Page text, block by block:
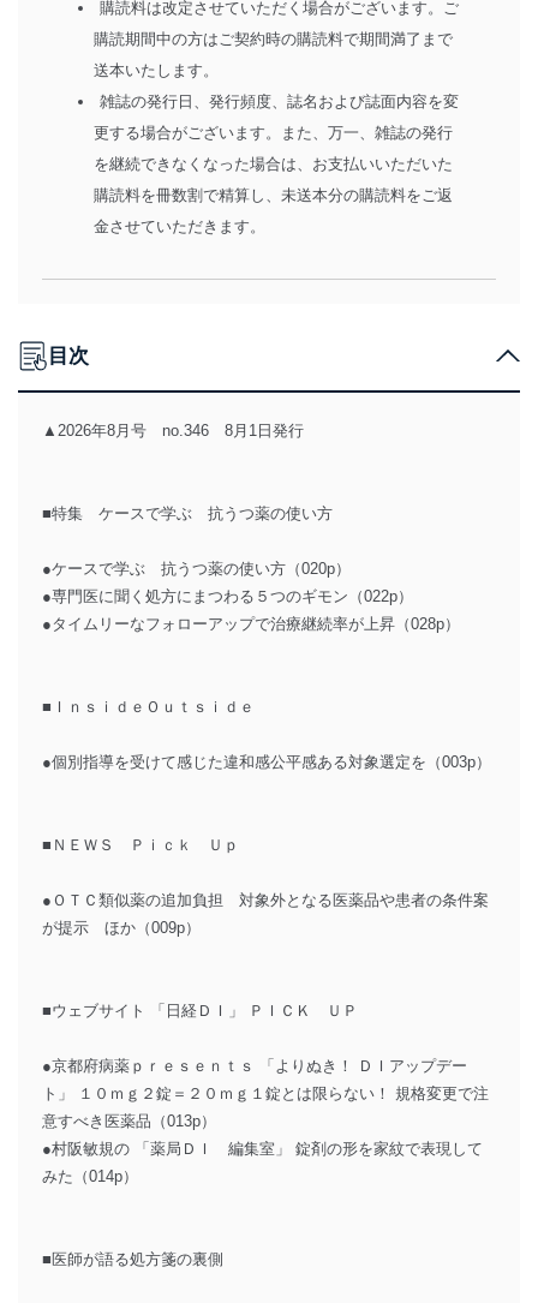
購読料は改定させていただく場合がございます。ご
購読期間中の方はご契約時の購読料で期間満了まで
送本いたします。
雑誌の発行日、発行頻度、誌名および誌面内容を変
更する場合がございます。また、万一、雑誌の発行
を継続できなくなった場合は、お支払いいただいた
購読料を冊数割で精算し、未送本分の購読料をご返
金させていただきます。
目次
▲2026年8月号 no.346 8月1日発行
■特集 ケースで学ぶ 抗うつ薬の使い方
●ケースで学ぶ 抗うつ薬の使い方（020p）
●専門医に聞く処方にまつわる５つのギモン（022p）
●タイムリーなフォローアップで治療継続率が上昇（028p）
■ＩｎｓｉｄｅＯｕｔｓｉｄｅ
●個別指導を受けて感じた違和感公平感ある対象選定を（003p）
■ＮＥＷＳ Ｐｉｃｋ Ｕｐ
●ＯＴＣ類似薬の追加負担 対象外となる医薬品や患者の条件案
が提示 ほか（009p）
■ウェブサイト 「日経ＤＩ」 ＰＩＣＫ ＵＰ
●京都府病薬ｐｒｅｓｅｎｔｓ 「よりぬき！ ＤＩアップデー
ト」 １０ｍｇ２錠＝２０ｍｇ１錠とは限らない！ 規格変更で注
意すべき医薬品（013p）
●村阪敏規の 「薬局ＤＩ 編集室」 錠剤の形を家紋で表現して
みた（014p）
■医師が語る処方箋の裏側